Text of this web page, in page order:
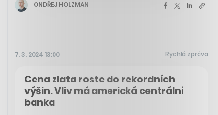
ONDŘEJ HOLZMAN
7. 3. 2024 13:00 Rychlá zpráva
Cena zlata roste do rekordních
výšin. Vliv má americká centrální
banka